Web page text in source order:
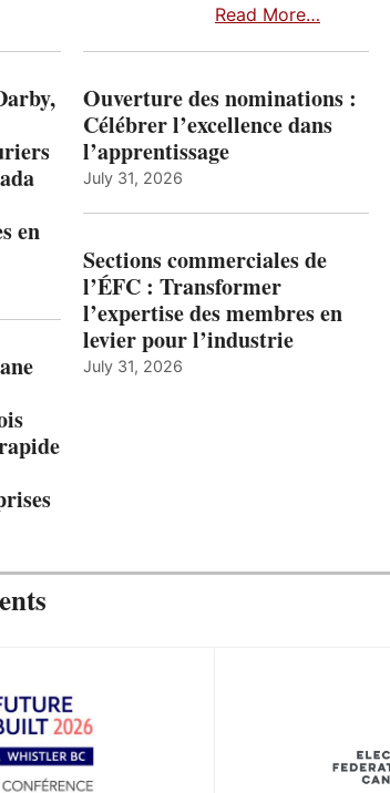
Read More…
en
Ouverture des nominations :
Célébrer l’excellence dans
l’apprentissage
July 31, 2026
Sections commerciales de
l’ÉFC : Transformer
l’expertise des membres en
levier pour l’industrie
July 31, 2026